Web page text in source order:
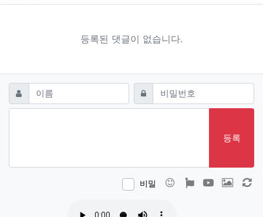
등록된 댓글이 없습니다.
댓글쓰기
이름 필수 비밀번호필수
등록
비밀 이모티콘폰트어썸
동영상 이미지